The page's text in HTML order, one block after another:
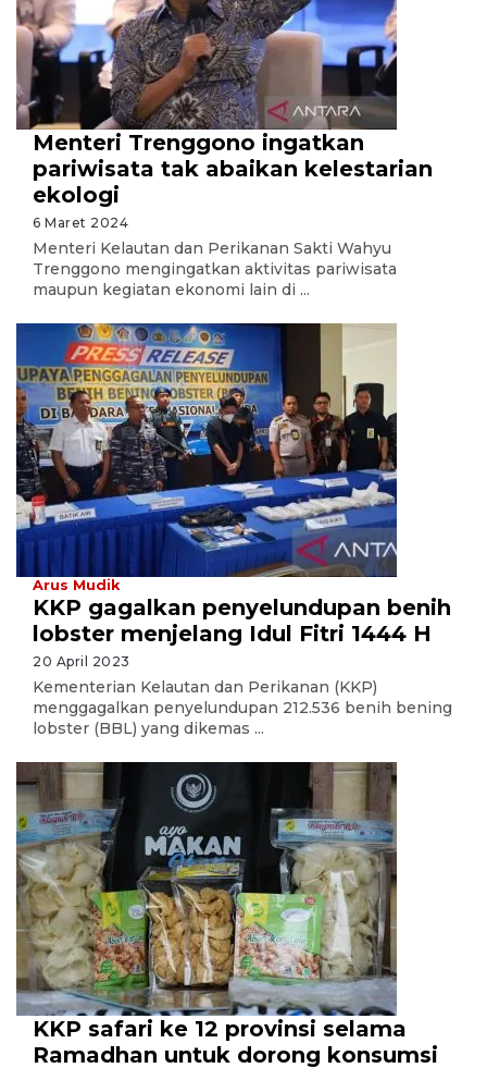
Menteri Trenggono ingatkan
pariwisata tak abaikan kelestarian
ekologi
6 Maret 2024
Menteri Kelautan dan Perikanan Sakti Wahyu
Trenggono mengingatkan aktivitas pariwisata
maupun kegiatan ekonomi lain di ...
Arus Mudik
KKP gagalkan penyelundupan benih
lobster menjelang Idul Fitri 1444 H
20 April 2023
Kementerian Kelautan dan Perikanan (KKP)
menggagalkan penyelundupan 212.536 benih bening
lobster (BBL) yang dikemas ...
KKP safari ke 12 provinsi selama
Ramadhan untuk dorong konsumsi